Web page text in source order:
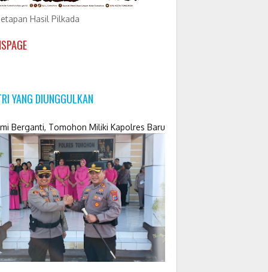
Hasil Pilkada
YANG DIUNGGULKAN
Berganti, Tomohon Miliki Kapolres Baru